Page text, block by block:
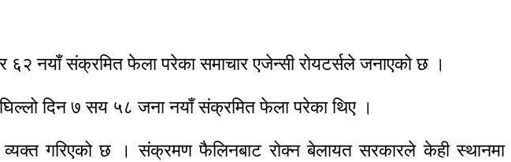
६२ नयाँ संक्रमित फेला परेका समाचार एजेन्सी रोयटर्सले जनाएको छ ।
दिन ७ सय ५८ जना नयाँ संक्रमित फेला परेका थिए ।
गरिएको छ । संक्रमण फैलिनबाट रोक्न बेलायत सरकारले केही स्थानमा